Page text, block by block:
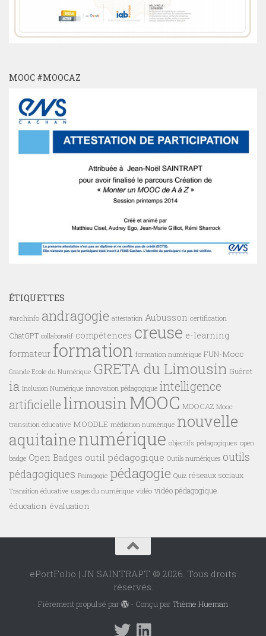
MOOC #MOOCAZ
ÉTIQUETTES
#archinfo andragogie attestation Aubusson certification
ChatGPT collaboratif compétences creuse e-learning
formateur formation formation numérique FUN-Mooc
Grande Ecole du Numérique GRETA du Limousin Guéret
ia Inclusion Numérique innovation pédagogique intelligence
artificielle limousinMOOC MOOCAZ Mooc
transition éducative MOODLE médiation numérique nouvelle
aquitainenumérique objectifs pédagogiques open
badge Open Badges outil pédagogique Outils numériques outils
pédagogiques Pairagogie pédagogie Quiz réseaux sociaux
Transition éducative usages du numérique vidéo vidéo pédagogique
éducation évaluation
ePortFolio | JN SAINTRAPT © 2026. Tous droits
réservés.
Fièrement propulsé par - Conçu parThème Hueman